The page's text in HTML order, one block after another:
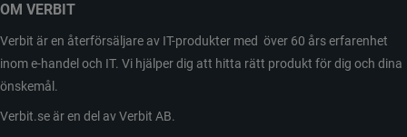
OM VERBIT
Verbit är en återförsäljare av IT-produkter med över 60 års erfarenhet
inom e-handel och IT. Vi hjälper dig att hitta rätt produkt för dig och dina
önskemål.
Verbit.se är en del av Verbit AB.